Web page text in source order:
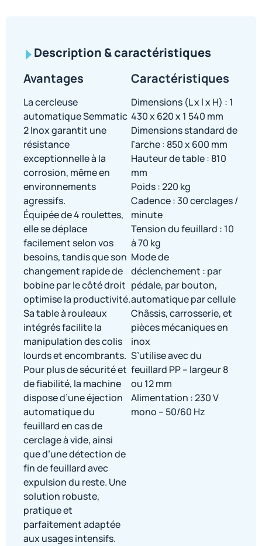
Description & caractéristiques
Avantages
La cercleuse
automatique Semmatic
2 Inox garantit une
résistance
exceptionnelle à la
corrosion, même en
environnements
agressifs.
Équipée de 4 roulettes,
elle se déplace
facilement selon vos
besoins, tandis que son
changement rapide de
bobine par le côté droit
optimise la productivité.
Sa table à rouleaux
intégrés facilite la
manipulation des colis
lourds et encombrants.
Pour plus de sécurité et
de fiabilité, la machine
dispose d’une éjection
automatique du
feuillard en cas de
cerclage à vide, ainsi
que d’une détection de
fin de feuillard avec
expulsion du reste. Une
solution robuste,
pratique et
parfaitement adaptée
aux usages intensifs.
Caractéristiques
Dimensions (L x l x H) : 1
430 x 620 x 1 540 mm
Dimensions standard de
l’arche : 850 x 600 mm
Hauteur de table : 810
mm
Poids : 220 kg
Cadence : 30 cerclages /
minute
Tension du feuillard : 10
à 70 kg
Mode de
déclenchement : par
pédale, par bouton,
automatique par cellule
Châssis, carrosserie, et
pièces mécaniques en
inox
S’utilise avec du
feuillard PP – largeur 8
ou 12 mm
Alimentation : 230 V
mono – 50/60 Hz